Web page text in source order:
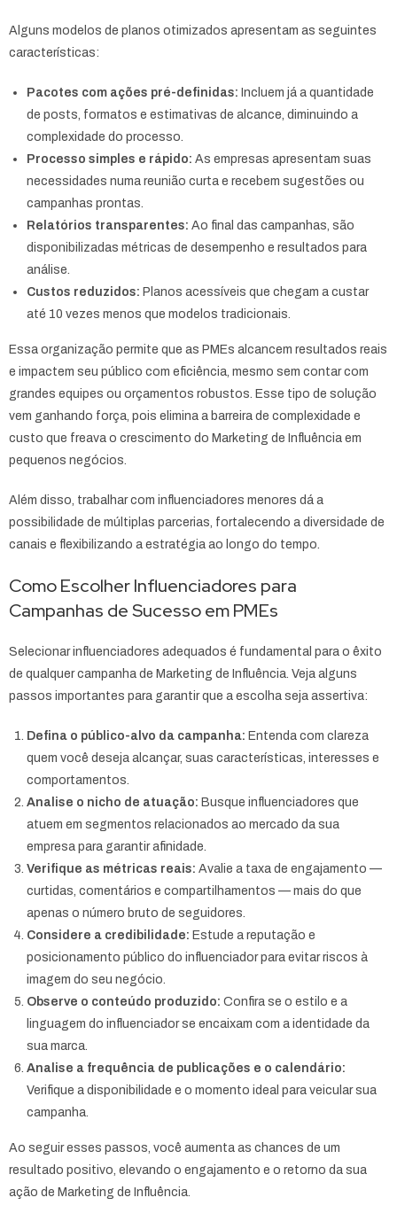
Alguns modelos de planos otimizados apresentam as seguintes
características:
Pacotes com ações pré-definidas: Incluem já a quantidade
de posts, formatos e estimativas de alcance, diminuindo a
complexidade do processo.
Processo simples e rápido: As empresas apresentam suas
necessidades numa reunião curta e recebem sugestões ou
campanhas prontas.
Relatórios transparentes: Ao final das campanhas, são
disponibilizadas métricas de desempenho e resultados para
análise.
Custos reduzidos: Planos acessíveis que chegam a custar
até 10 vezes menos que modelos tradicionais.
Essa organização permite que as PMEs alcancem resultados reais
e impactem seu público com eficiência, mesmo sem contar com
grandes equipes ou orçamentos robustos. Esse tipo de solução
vem ganhando força, pois elimina a barreira de complexidade e
custo que freava o crescimento do Marketing de Influência em
pequenos negócios.
Além disso, trabalhar com influenciadores menores dá a
possibilidade de múltiplas parcerias, fortalecendo a diversidade de
canais e flexibilizando a estratégia ao longo do tempo.
Como Escolher Influenciadores para
Campanhas de Sucesso em PMEs
Selecionar influenciadores adequados é fundamental para o êxito
de qualquer campanha de Marketing de Influência. Veja alguns
passos importantes para garantir que a escolha seja assertiva:
Defina o público-alvo da campanha: Entenda com clareza
quem você deseja alcançar, suas características, interesses e
comportamentos.
Analise o nicho de atuação: Busque influenciadores que
atuem em segmentos relacionados ao mercado da sua
empresa para garantir afinidade.
Verifique as métricas reais: Avalie a taxa de engajamento —
curtidas, comentários e compartilhamentos — mais do que
apenas o número bruto de seguidores.
Considere a credibilidade: Estude a reputação e
posicionamento público do influenciador para evitar riscos à
imagem do seu negócio.
Observe o conteúdo produzido: Confira se o estilo e a
linguagem do influenciador se encaixam com a identidade da
sua marca.
Analise a frequência de publicações e o calendário:
Verifique a disponibilidade e o momento ideal para veicular sua
campanha.
Ao seguir esses passos, você aumenta as chances de um
resultado positivo, elevando o engajamento e o retorno da sua
ação de Marketing de Influência.